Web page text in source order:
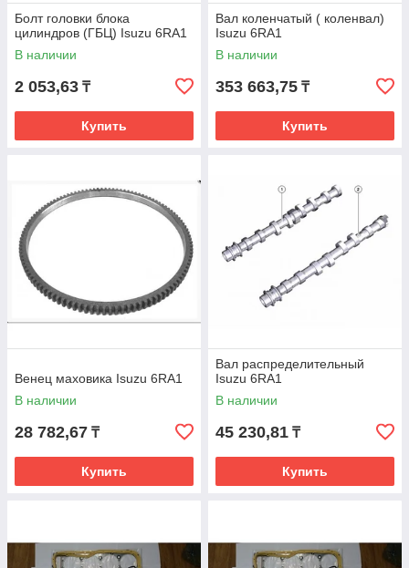
Болт головки блока
цилиндров (ГБЦ) Isuzu 6RA1
В наличии
2 053,63 ₸
Купить
Вал коленчатый ( коленвал)
Isuzu 6RA1
В наличии
353 663,75 ₸
Купить
Венец маховика Isuzu 6RA1
В наличии
28 782,67 ₸
Купить
Вал распределительный
Isuzu 6RA1
В наличии
45 230,81 ₸
Купить